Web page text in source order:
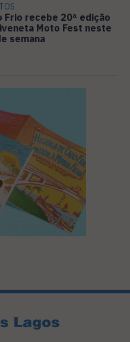
Frio recebe 20ª edição
Moto Fest neste
semana